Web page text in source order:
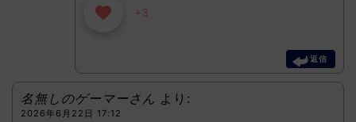
+3
返信
名無しのゲーマーさん より:
2026年6月22日 17:12